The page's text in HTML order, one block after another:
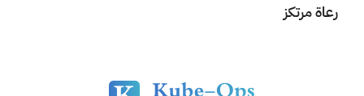
رعاة مرتكز